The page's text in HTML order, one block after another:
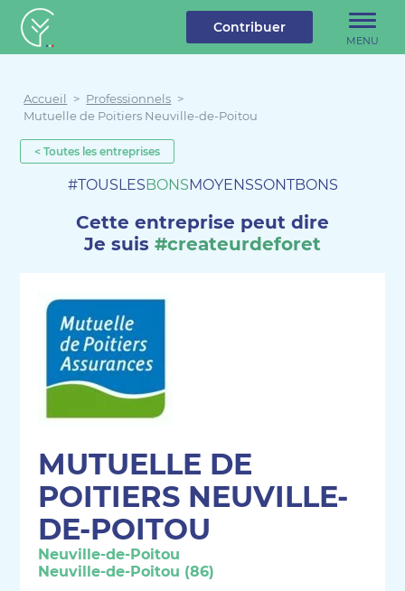
Créateur de forêt
MENU
Contribuer
Accueil > Professionnels >
Mutuelle de Poitiers Neuville-de-Poitou
< Toutes les entreprises
#TOUSLESBONSMOYENSSONTBONS
Cette entreprise peut dire
Je suis #createurdeforet
MUTUELLE DE
POITIERS NEUVILLE-
DE-POITOU
Neuville-de-Poitou
Neuville-de-Poitou (86)